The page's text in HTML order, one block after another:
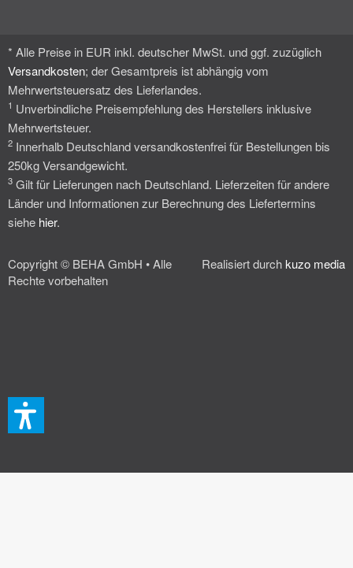
* Alle Preise in EUR inkl. deutscher MwSt. und ggf. zuzüglich
Versandkosten; der Gesamtpreis ist abhängig vom
Mehrwertsteuersatz des Lieferlandes.
1 Unverbindliche Preisempfehlung des Herstellers inklusive
Mehrwertsteuer.
2 Innerhalb Deutschland versandkostenfrei für Bestellungen bis
250kg Versandgewicht.
3 Gilt für Lieferungen nach Deutschland. Lieferzeiten für andere
Länder und Informationen zur Berechnung des Liefertermins
siehe hier.
Copyright © BEHA GmbH • Alle
Rechte vorbehalten
Realisiert durchkuzo media